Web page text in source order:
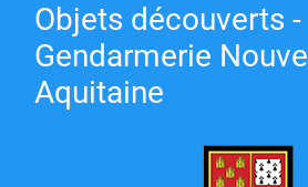
Objets découverts -
Gendarmerie
Aquitaine